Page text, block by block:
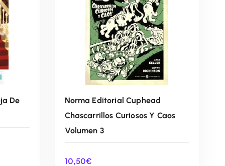
De
Norma Editorial Cuphead
Chascarrillos Curiosos Y Caos
Volumen 3
10,50€